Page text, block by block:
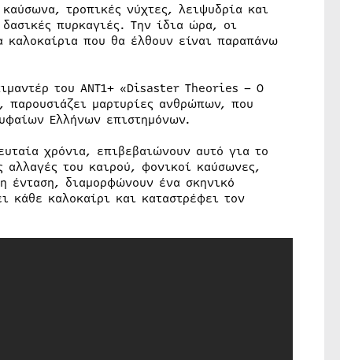
τροπικές νύχτες, λειψυδρία και
πυρκαγιές. Την ίδια ώρα, οι
καλοκαίρια που θα έλθουν είναι παραπάνω
του ΑΝΤ1+ «Disaster Theories – Ο
μαρτυρίες ανθρώπων, που
Ελλήνων επιστημόνων.
χρόνια, επιβεβαιώνουν αυτό για το
αλλαγές του καιρού, φονικοί καύσωνες,
ένταση, διαμορφώνουν ένα σκηνικό
κάθε καλοκαίρι και καταστρέφει τον